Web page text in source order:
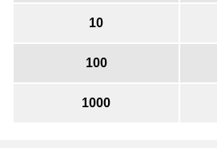
10
100
1000